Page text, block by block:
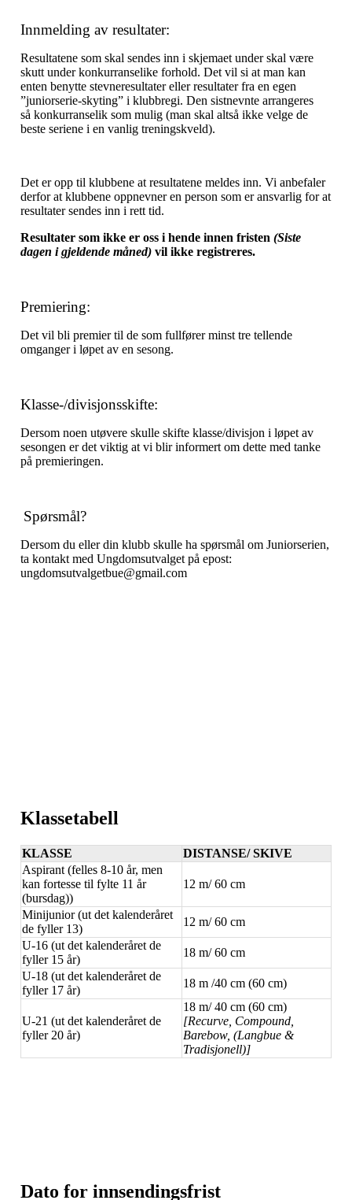
Innmelding av resultater:
Resultatene som skal sendes inn i skjemaet under skal være
skutt under konkurranselike forhold. Det vil si at man kan
enten benytte stevneresultater eller resultater fra en egen
”juniorserie-skyting” i klubbregi. Den sistnevnte arrangeres
så konkurranselik som mulig (man skal altså ikke velge de
beste seriene i en vanlig treningskveld).
Det er opp til klubbene at resultatene meldes inn. Vi anbefaler
derfor at klubbene oppnevner en person som er ansvarlig for at
resultater sendes inn i rett tid.
Resultater som ikke er oss i hende innen fristen (Siste
dagen i gjeldende måned) vil ikke registreres.
Premiering:
Det vil bli premier til de som fullfører minst tre tellende
omganger i løpet av en sesong.
Klasse-/divisjonsskifte:
Dersom noen utøvere skulle skifte klasse/divisjon i løpet av
sesongen er det viktig at vi blir informert om dette med tanke
på premieringen.
Spørsmål?
Dersom du eller din klubb skulle ha spørsmål om Juniorserien,
ta kontakt med Ungdomsutvalget på epost:
ungdomsutvalgetbue@gmail.com
Klassetabell
KLASSE
DISTANSE/ SKIVE
Aspirant (felles 8-10 år, men
kan fortesse til fylte 11 år
(bursdag))
12 m/ 60 cm
Minijunior (ut det kalenderåret
de fyller 13)
12 m/ 60 cm
U-16 (ut det kalenderåret de
fyller 15 år)
18 m/ 60 cm
U-18 (ut det kalenderåret de
fyller 17 år)
18 m /40 cm (60 cm)
U-21 (ut det kalenderåret de
fyller 20 år)
18 m/ 40 cm (60 cm)
[Recurve, Compound,
Barebow, (Langbue &
Tradisjonell)]
Dato for innsendingsfrist